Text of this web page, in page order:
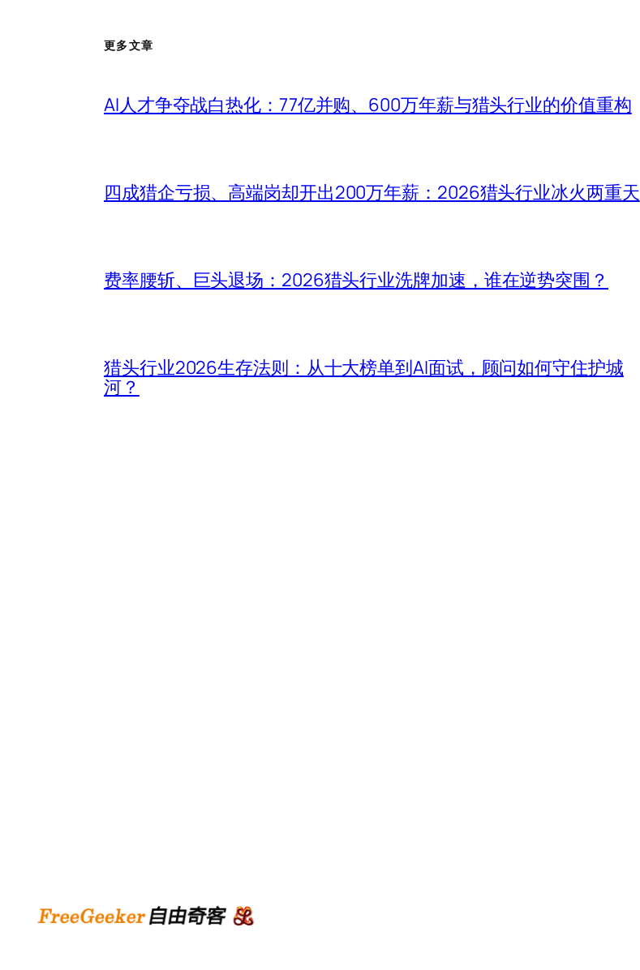
更多文章
AI人才争夺战白热化：77亿并购、600万年薪与猎头行业的价值重构
四成猎企亏损、高端岗却开出200万年薪：2026猎头行业冰火两重天
费率腰斩、巨头退场：2026猎头行业洗牌加速，谁在逆势突围？
猎头行业2026生存法则：从十大榜单到AI面试，顾问如何守住护城
河？